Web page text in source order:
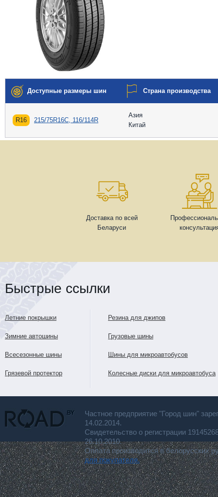
Доступные размеры шин Страна производства
R16 215/75R16C, 116/114R
Азия
Китай
Доставка по всей
Беларуси
Быстрые ссылки
Летние покрышки
Зимние автошины
Всесезонные шины
Грязевой протектор
Резина для джипов
Грузовые шины
Шины для микроавтобусов
Колесные диски для микроавтобуса
Частное предприятие "Город шин"
14.02.2014.
Свидетельство о регистрации
26.10.2010.
Оплата производится в белорусских
для покупателя.